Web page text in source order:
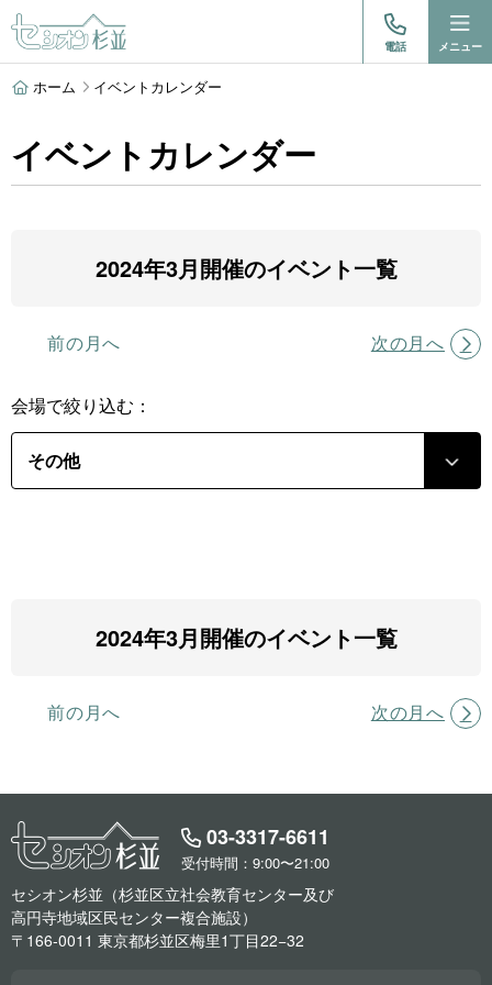
電話 メニュー
ホーム イベントカレンダー
イベントカレンダー
前の月へ
2024年3月開催のイベント一覧
次の月へ
会場で絞り込む：
前の月へ
2024年3月開催のイベント一覧
次の月へ
03-3317-6611
受付時間：9:00〜21:00
セシオン杉並（杉並区立社会教育センター及び
高円寺地域区民センター複合施設）
〒166-0011 東京都杉並区梅里1丁目22−32